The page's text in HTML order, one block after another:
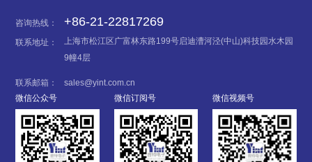
咨询热线： +86-21-22817269
联系地址：
上海市松江区广富林东路199号启迪漕河泾(中山)科技园水木园
9幢4层
联系邮箱：
sales@yint.com.cn
微信公众号
微信订阅号 微信视频号